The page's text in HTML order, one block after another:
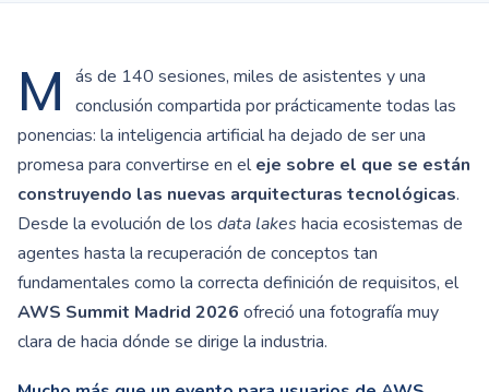
M
ás de 140 sesiones, miles de asistentes y una
conclusión compartida por prácticamente todas las
ponencias: la inteligencia artificial ha dejado de ser una
promesa para convertirse en eleje sobre el que se están
construyendo las nuevas arquitecturas tecnológicas.
Desde la evolución de los data lakes hacia ecosistemas de
agentes hasta la recuperación de conceptos tan
fundamentales como la correcta definición de requisitos, el
AWS Summit Madrid 2026 ofreció una fotografía muy
clara de hacia dónde se dirige la industria.